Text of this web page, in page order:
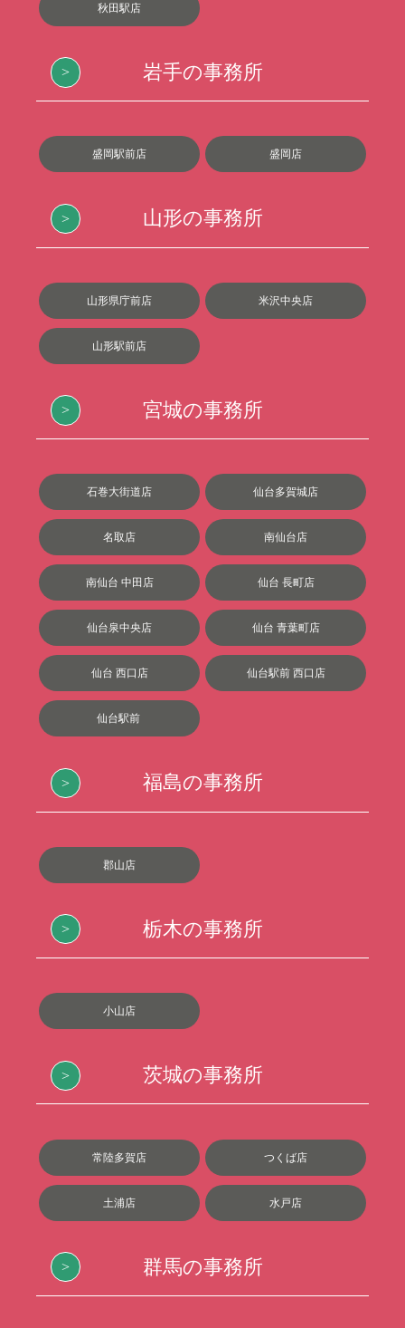
秋田駅店
岩手の事務所
盛岡駅前店 盛岡店
山形の事務所
山形県庁前店 米沢中央店
山形駅前店
宮城の事務所
石巻大街道店 仙台多賀城店
名取店 南仙台店
南仙台 中田店 仙台 長町店
仙台泉中央店 仙台 青葉町店
仙台 西口店 仙台駅前 西口店
仙台駅前
福島の事務所
郡山店
栃木の事務所
小山店
茨城の事務所
常陸多賀店 つくば店
土浦店 水戸店
群馬の事務所